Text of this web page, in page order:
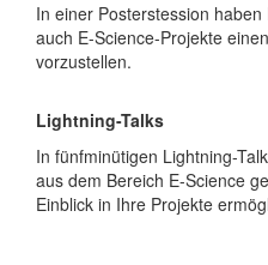
In einer Posterstession haben
auch E-Science-Projekte
vorzustellen.
Lightning-Talks
In fünfminütigen Lightning-
aus dem Bereich E-Science
Einblick in Ihre Projekte